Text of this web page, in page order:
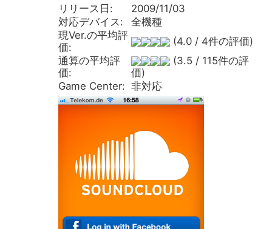
リリース日:
2009/11/03
対応デバイス:
全機種
現Ver.の平均評
価:
(4.0 / 4件の評価)
通算の平均評
価:
(3.5 / 115件の評
価)
Game Center: 非対応